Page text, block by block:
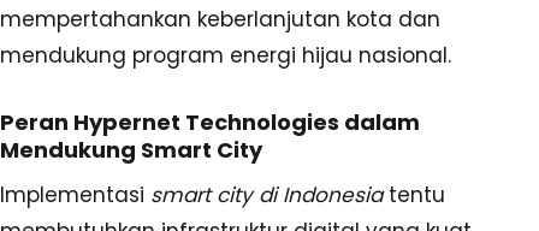
mempertahankan keberlanjutan kota dan
mendukung program energi hijau nasional.
Peran Hypernet Technologies dalam
Mendukung Smart City
Implementasi smart city di Indonesiatentu